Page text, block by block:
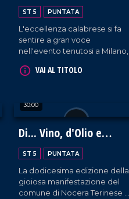
ST 5 PUNTATA
L'eccellenza calabrese si fa
sentire a gran voce
nell'evento tenutosi a Milano,
aziende presenti nel
VAI AL TITOLO
30:00
Di... Vino, d'Olio e
Dintorni
ST 5 PUNTATA
La dodicesima edizione della
gioiosa manifestazione del
comune di Nocera Terinese a